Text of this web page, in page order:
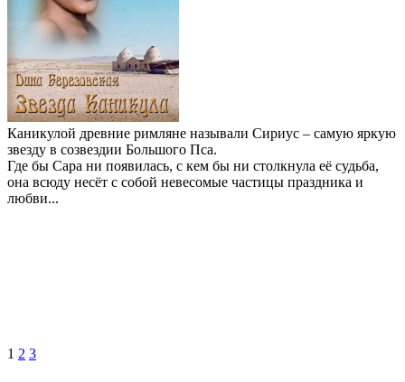
Каникулой древние римляне называли Сириус – самую яркую
звезду в созвездии Большого Пса.
Где бы Сара ни появилась, с кем бы ни столкнула её судьба,
она всюду несёт с собой невесомые частицы праздника и
любви...
1 2 3